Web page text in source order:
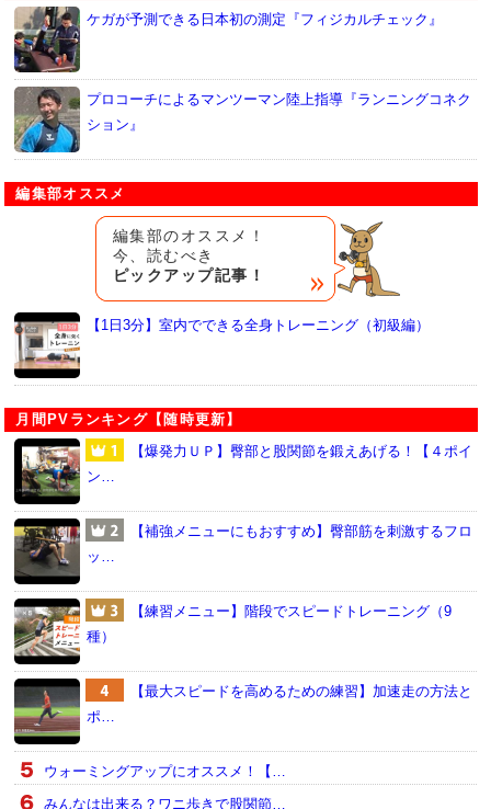
ケガが予測できる日本初の測定『フィジカルチェック』
プロコーチによるマンツーマン陸上指導『ランニングコネク
ション』
編集部オススメ
編集部のオススメ！
今、読むべき
ピックアップ記事！
【1日3分】室内でできる全身トレーニング（初級編）
月間PVランキング【随時更新】
【爆発力ＵＰ】臀部と股関節を鍛えあげる！【４ポイ
ン…
【補強メニューにもおすすめ】臀部筋を刺激するフロ
ッ…
【練習メニュー】階段でスピードトレーニング（9
種）
【最大スピードを高めるための練習】加速走の方法と
ポ…
ウォーミングアップにオススメ！【…
みんなは出来る？ワニ歩きで股関節…